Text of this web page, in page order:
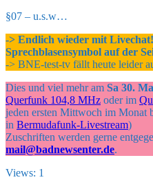
§07 – u.s.w…
-> Endlich wieder mit
Sprechblasensymbol auf der
-> BNE-test-tv fällt heute leider
Dies und viel mehr am Sa 30.
Querfunk 104,8 MHz oder im
jeden ersten Mittwoch im Monat
in Bermudafunk-Livestream)
Zuschriften werden gerne
mail@badnewsenter.de.
Views: 1